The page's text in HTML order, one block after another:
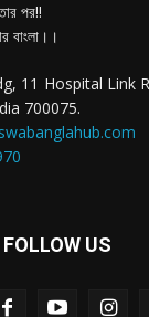
পর!!
বাংলা।।
11 Hospital Link
700075.
FOLLOW US